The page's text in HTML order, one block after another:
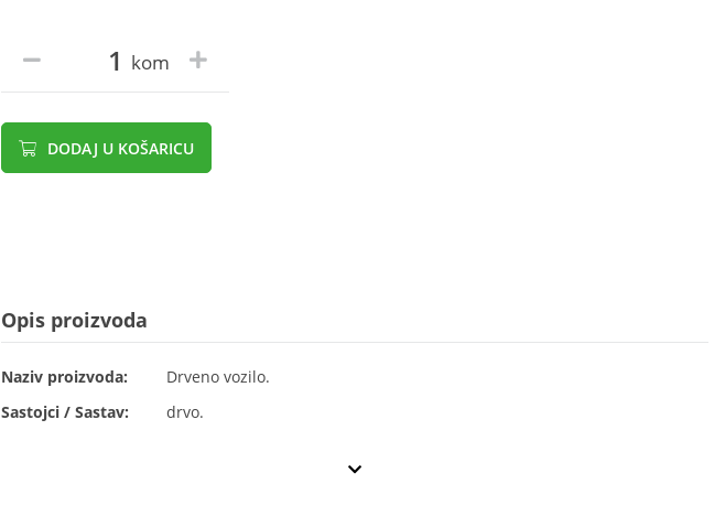
kom
DODAJ U KOŠARICU
Opis proizvoda
Naziv proizvoda:
Drveno vozilo.
Sastojci / Sastav:
drvo.